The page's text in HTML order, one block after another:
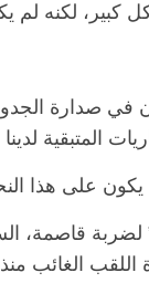
في صدارة
المتبقية
على هذا